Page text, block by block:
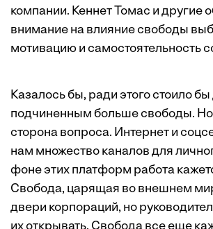
компании. Кеннет Томас и другие
внимание на влияние свободы
мотивацию и самостоятельность
Казалось бы, ради этого стоило бы
подчиненным больше свободы. Но
сторона вопроса. Интернет и
нам множество каналов для
фоне этих платформ работа
Свобода, царящая во внешнем
двери корпораций, но